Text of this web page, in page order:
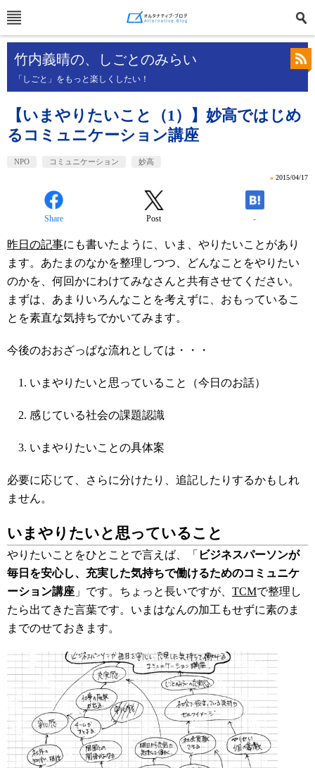
竹内義晴の、しごとのみらい
「しごと」をもっと楽しくしたい！
【いまやりたいこと（1）】妙高ではじめ
るコミュニケーション講座
NPO コミュニケーション 妙高
» 2015/04/17
Share Post -
昨日の記事にも書いたように、いま、やりたいことがあり
ます。あたまのなかを整理しつつ、どんなことをやりたい
のかを、何回かにわけてみなさんと共有させてください。
まずは、あまりいろんなことを考えずに、おもっているこ
とを素直な気持ちでかいてみます。
今後のおおざっぱな流れとしては・・・
いまやりたいと思っていること（今日のお話）
感じている社会の課題認識
いまやりたいことの具体案
必要に応じて、さらに分けたり、追記したりするかもしれ
ません。
いまやりたいと思っていること
やりたいことをひとことで言えば、「 ビジネスパーソンが
毎日を安心し、充実した気持ちで働けるためのコミュニケ
ーション講座 」です。 ちょっと長いですが、 TCMで整理し
たら出てきた言葉です。 いまはなんの加工もせずに素のま
までのせておきます。